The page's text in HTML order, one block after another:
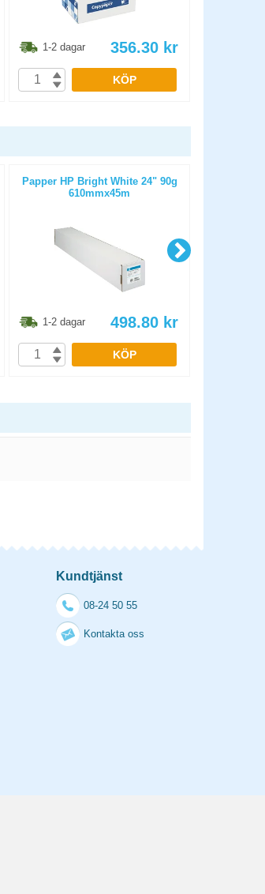
1-2 dagar 356.30 kr
KÖP
Papper HP Bright White 24" 90g
610mmx45m
1-2 dagar 498.80 kr
KÖP
Kundtjänst
08-24 50 55
Kontakta oss